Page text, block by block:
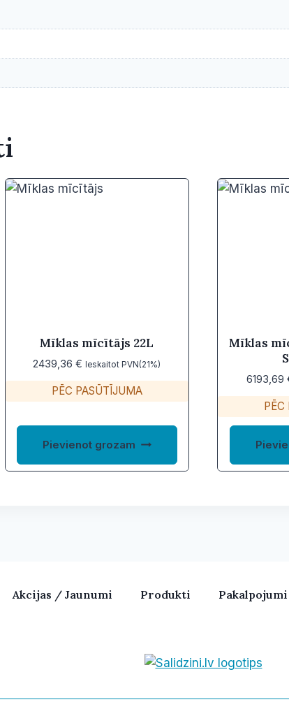
Mīklas mīcītājs 22L
2439,36€ Ieskaitot PVN(21%)
PĒC PASŪTĪJUMA
Pievienot grozam
Mīklas
6193,69
PĒC
Akcijas / Jaunumi Produkti Pakalpojumi